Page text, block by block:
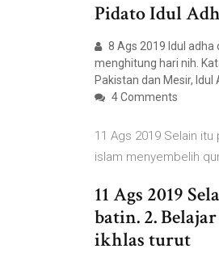
Pidato Idul
8 Ags 2019 Idul
menghitung hari nih.
Pakistan dan Mesir,
4 Comments
11 Ags 2019 Selain
islam menyembelih
11 Ags 2019
batin. 2.
ikhlas turut